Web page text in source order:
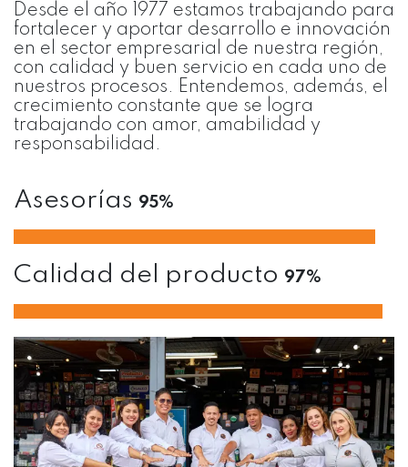
Desde el año 1977 estamos trabajando para
fortalecer y aportar desarrollo e innovación
en el sector empresarial de nuestra región,
con calidad y buen servicio en cada uno de
nuestros procesos. Entendemos, además, el
crecimiento constante que se logra
trabajando con amor, amabilidad y
responsabilidad.
Asesorías 95%
Calidad del producto 97%